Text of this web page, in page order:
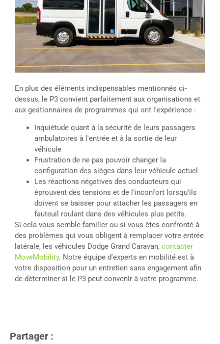
En plus des éléments indispensables mentionnés ci-
dessus, le P3 convient parfaitement aux organisations et
aux gestionnaires de programmes qui ont l'expérience :
Inquiétude quant à la sécurité de leurs passagers
ambulatoires à l'entrée et à la sortie de leur
véhicule
Frustration de ne pas pouvoir changer la
configuration des sièges dans leur véhicule actuel
Les réactions négatives des conducteurs qui
éprouvent des tensions et de l'inconfort lorsqu'ils
doivent se baisser pour attacher les passagers en
fauteuil roulant dans des véhicules plus petits.
Si cela vous semble familier ou si vous êtes confronté à
des problèmes qui vous obligent à remplacer votre entrée
latérale, les véhicules Dodge Grand Caravan, contacter
MoveMobility. Notre équipe d'experts en mobilité est à
votre disposition pour un entretien sans engagement afin
de déterminer si le P3 peut convenir à votre programme.
Partager :